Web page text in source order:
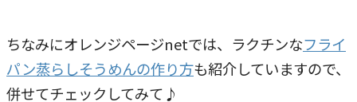
ちなみにオレンジページnetでは、ラクチンなフライ
パン蒸らしそうめんの作り方も紹介していますので、
併せてチェックしてみて♪